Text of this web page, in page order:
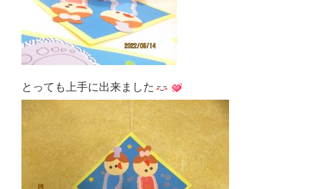
とっても上手に出来ました